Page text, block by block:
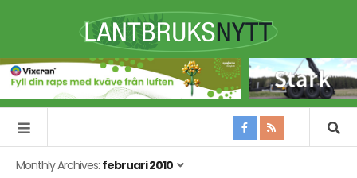
Monthly Archives: februari 2010